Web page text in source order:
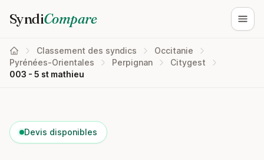
SyndiCompare
Classement des syndics
Occitanie
Pyrénées-Orientales
Perpignan
Citygest
003 - 5 st mathieu
Devis disponibles